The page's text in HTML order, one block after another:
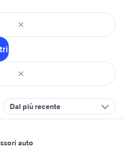
Dal più recente
auto